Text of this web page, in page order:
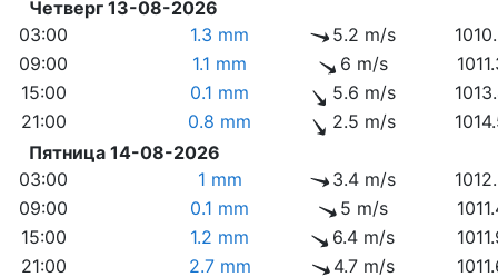
Четверг 13-08-2026
03:00
1.3 mm 5.2 m/s
09:00
1.1 mm 6 m/s
15:00
0.1 mm 5.6 m/s
21:00
0.8 mm 2.5 m/s
Пятница 14-08-2026
03:00
1 mm 3.4 m/s
09:00
0.1 mm 5 m/s
15:00
1.2 mm 6.4 m/s
21:00
2.7 mm 4.7 m/s